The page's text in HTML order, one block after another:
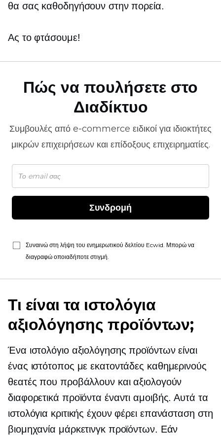
θα σας καθοδηγήσουν στην πορεία.
Ας το φτάσουμε!
Πώς να πουλήσετε στο
Διαδίκτυο
Συμβουλές από e-commerce ειδικοί για ιδιοκτήτες
μικρών επιχειρήσεων και επίδοξους επιχειρηματίες.
Συνδρομή
Συναινώ στη λήψη του ενημερωτικού δελτίου Ecwid. Μπορώ να
διαγραφώ οποιαδήποτε στιγμή.
Τι είναι τα ιστολόγια
αξιολόγησης προϊόντων;
Ένα ιστολόγιο αξιολόγησης προϊόντων είναι
ένας ιστότοπος με εκατοντάδες καθημερινούς
θεατές που προβάλλουν και αξιολογούν
διαφορετικά προϊόντα έναντι αμοιβής. Αυτά τα
ιστολόγια κριτικής έχουν φέρει επανάσταση στη
βιομηχανία μάρκετινγκ προϊόντων. Εάν